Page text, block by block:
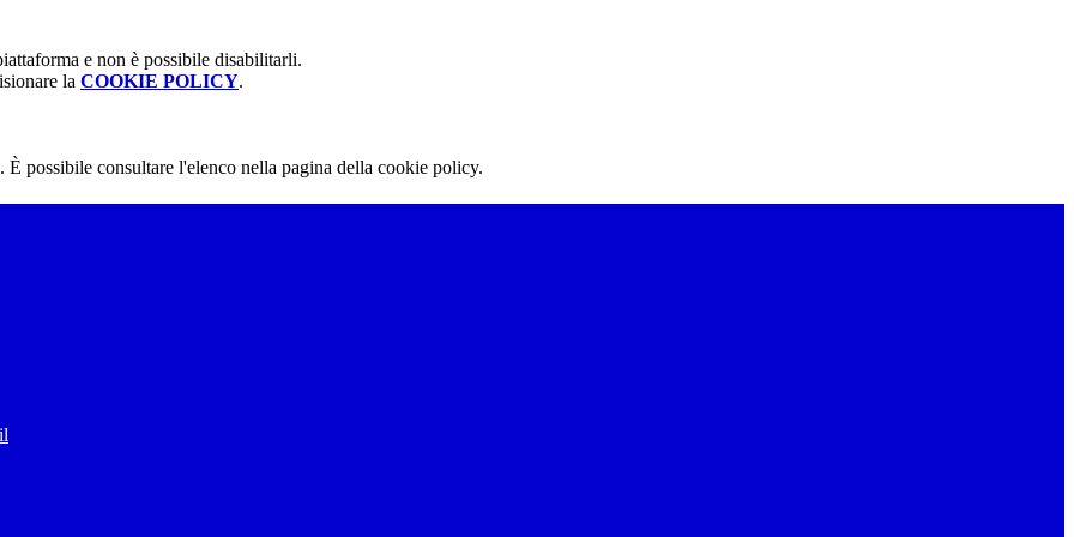
e non è possibile disabilitarli.
la COOKIE POLICY.
possibile consultare l'elenco nella pagina della cookie policy.